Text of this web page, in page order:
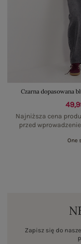
Czarna dopasowana
Najniższa cena
przed
One
Zapisz się do